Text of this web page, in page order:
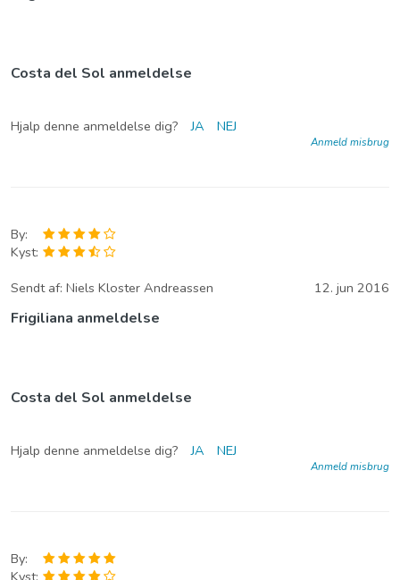
Costa del Sol anmeldelse
Hjalp denne anmeldelse dig? JA NEJ
Anmeld misbrug
By:
Kyst:
Sendt af: Niels Kloster Andreassen 12. jun 2016
Frigiliana anmeldelse
Costa del Sol anmeldelse
Hjalp denne anmeldelse dig? JA NEJ
Anmeld misbrug
By:
Kyst: